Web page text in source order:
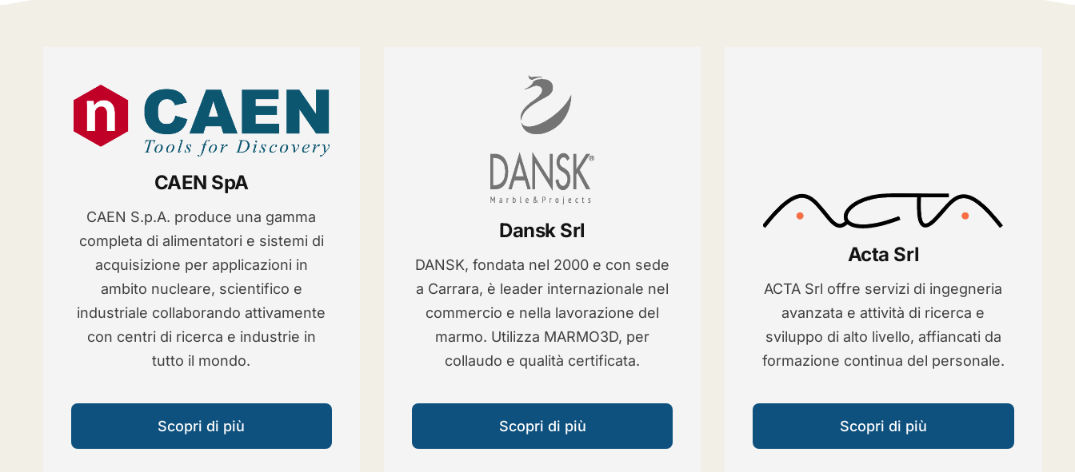
CAEN SpA
CAEN S.p.A. produce una gamma
completa di alimentatori e sistemi di
acquisizione per applicazioni in
ambito nucleare, scientifico e
industriale collaborando attivamente
con centri di ricerca e industrie in
tutto il mondo.
Scopri di più
Dansk Srl
DANSK, fondata nel 2000 e con sede
a Carrara, è leader internazionale nel
commercio e nella lavorazione del
marmo. Utilizza MARMO3D, per
collaudo e qualità certificata.
Scopri di più
Acta Srl
ACTA Srl offre servizi di ingegneria
avanzata e attività di ricerca e
sviluppo di alto livello, affiancati da
formazione continua del personale.
Scopri di più